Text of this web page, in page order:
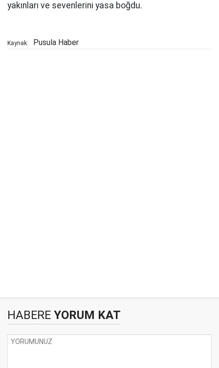
yakınları ve sevenlerini yasa boğdu.
Kaynak: Pusula Haber
HABERE YORUM KAT